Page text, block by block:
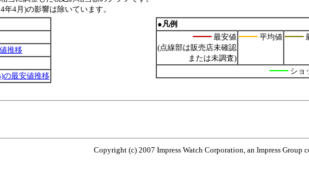
4月)の影響は除いています。
推移
の最安値推移
●凡例
最安値
(点線部は販売店未確認
または未調査)
平均値
ショ
Copyright (c) 2007 Impress Watch Corporation, an Impress Group